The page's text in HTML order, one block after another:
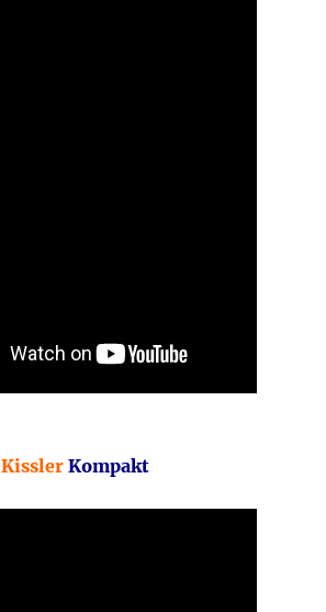
Kissler Kompakt